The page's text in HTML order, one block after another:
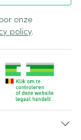
onze
policy.